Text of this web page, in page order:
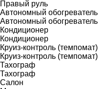
Правый руль
Автономный обогреватель
Автономный обогреватель
Кондиционер
Кондиционер
Круиз-контроль (темпомат)
Круиз-контроль (темпомат)
Тахограф
Тахограф
Салон